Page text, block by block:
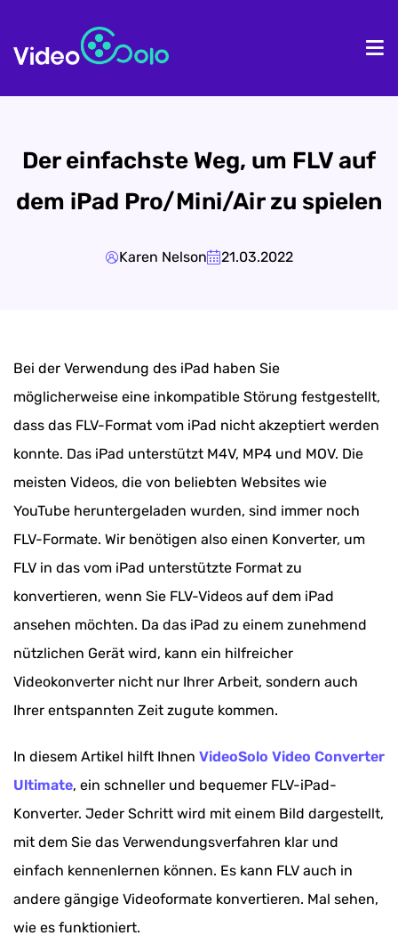
Der einfachste Weg, um FLV auf
dem iPad Pro/Mini/Air zu spielen
Karen Nelson 21.03.2022
Bei der Verwendung des iPad haben Sie
möglicherweise eine inkompatible Störung festgestellt,
dass das FLV-Format vom iPad nicht akzeptiert werden
konnte. Das iPad unterstützt M4V, MP4 und MOV. Die
meisten Videos, die von beliebten Websites wie
YouTube heruntergeladen wurden, sind immer noch
FLV-Formate. Wir benötigen also einen Konverter, um
FLV in das vom iPad unterstützte Format zu
konvertieren, wenn Sie FLV-Videos auf dem iPad
ansehen möchten. Da das iPad zu einem zunehmend
nützlichen Gerät wird, kann ein hilfreicher
Videokonverter nicht nur Ihrer Arbeit, sondern auch
Ihrer entspannten Zeit zugute kommen.
In diesem Artikel hilft Ihnen VideoSolo Video Converter
Ultimate, ein schneller und bequemer FLV-iPad-
Konverter. Jeder Schritt wird mit einem Bild dargestellt,
mit dem Sie das Verwendungsverfahren klar und
einfach kennenlernen können. Es kann FLV auch in
andere gängige Videoformate konvertieren. Mal sehen,
wie es funktioniert.